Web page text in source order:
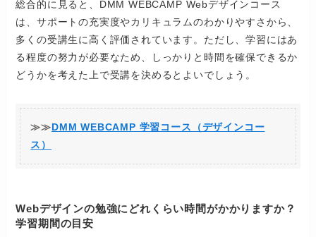
総合的に見ると、DMM WEBCAMP Webデザインコース
は、サポートの充実度やカリキュラムのわかりやすさから、
多くの受講生に高く評価されています。ただし、学習にはあ
る程度の努力が必要なため、しっかりと時間を確保できるか
どうかを考えた上で受講を決めるとよいでしょう。
≫≫DMM WEBCAMP 学習コース（デザインコー
ス）
Webデザインの勉強にどれくらい時間がかかりますか？
学習期間の目安